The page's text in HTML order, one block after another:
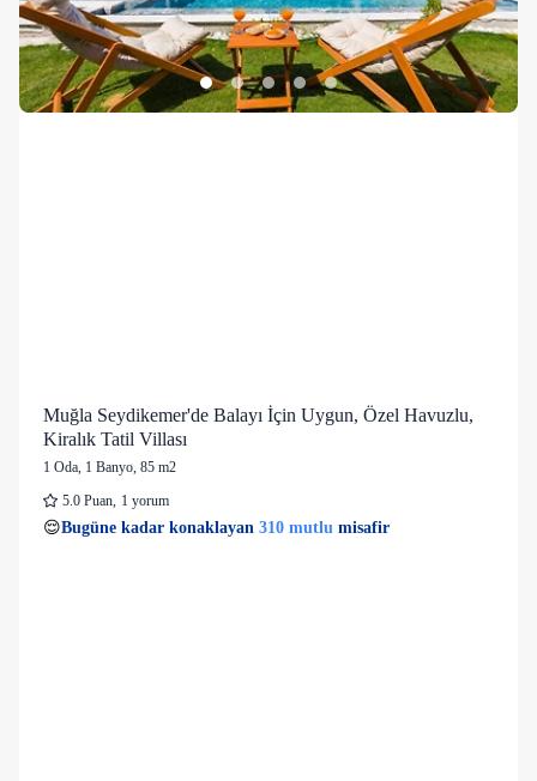
Muğla Seydikemer'de Balayı İçin Uygun, Özel Havuzlu,
Kiralık Tatil Villası
1 Oda, 1 Banyo, 85 m2
5.0 Puan, 1 yorum
👀Son 1 saatte29 kişigörüntüledi
65 kişi